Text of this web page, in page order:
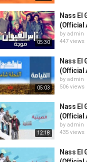
05:30
Nass El
by admin
447 views
05:03
Nass El
by admin
506 views
12:18
Nass El
by admin
435 views
Nass El